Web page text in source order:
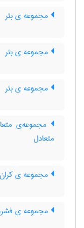
مجموعه ی بئر
مجموعه ی بئر
مجموعه ی بئر
مجموعه‌ی
متعادل
مجموعه ی
مجموعه ی